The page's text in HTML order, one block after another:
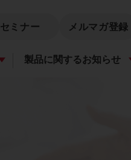
セミナー メルマガ登録
製品に関するお知らせ